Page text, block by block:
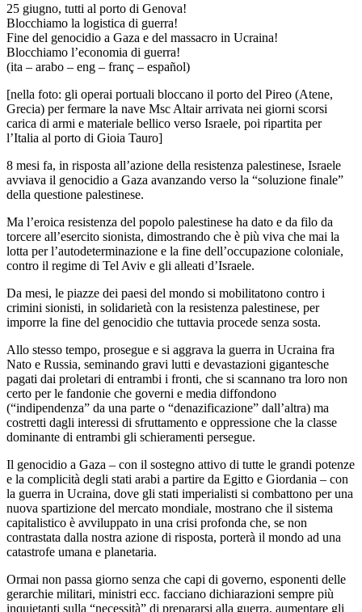
25 giugno, tutti al porto di Genova!
Blocchiamo la logistica di guerra!
Fine del genocidio a Gaza e del massacro in Ucraina!
Blocchiamo l’economia di guerra!
(ita – arabo – eng – franç – español)
[nella foto: gli operai portuali bloccano il porto del Pireo (Atene,
Grecia) per fermare la nave Msc Altair arrivata nei giorni scorsi
carica di armi e materiale bellico verso Israele, poi ripartita per
l’Italia al porto di Gioia Tauro]
8 mesi fa, in risposta all’azione della resistenza palestinese, Israele
avviava il genocidio a Gaza avanzando verso la “soluzione finale”
della questione palestinese.
Ma l’eroica resistenza del popolo palestinese ha dato e da filo da
torcere all’esercito sionista, dimostrando che è più viva che mai la
lotta per l’autodeterminazione e la fine dell’occupazione coloniale,
contro il regime di Tel Aviv e gli alleati d’Israele.
Da mesi, le piazze dei paesi del mondo si mobilitatono contro i
crimini sionisti, in solidarietà con la resistenza palestinese, per
imporre la fine del genocidio che tuttavia procede senza sosta.
Allo stesso tempo, prosegue e si aggrava la guerra in Ucraina fra
Nato e Russia, seminando gravi lutti e devastazioni gigantesche
pagati dai proletari di entrambi i fronti, che si scannano tra loro non
certo per le fandonie che governi e media diffondono
(“indipendenza” da una parte o “denazificazione” dall’altra) ma
costretti dagli interessi di sfruttamento e oppressione che la classe
dominante di entrambi gli schieramenti persegue.
Il genocidio a Gaza – con il sostegno attivo di tutte le grandi potenze
e la complicità degli stati arabi a partire da Egitto e Giordania – con
la guerra in Ucraina, dove gli stati imperialisti si combattono per una
nuova spartizione del mercato mondiale, mostrano che il sistema
capitalistico è avviluppato in una crisi profonda che, se non
contrastata dalla nostra azione di risposta, porterà il mondo ad una
catastrofe umana e planetaria.
Ormai non passa giorno senza che capi di governo, esponenti delle
gerarchie militari, ministri ecc. facciano dichiarazioni sempre più
inquietanti sulla “necessità” di prepararsi alla guerra, aumentare gli